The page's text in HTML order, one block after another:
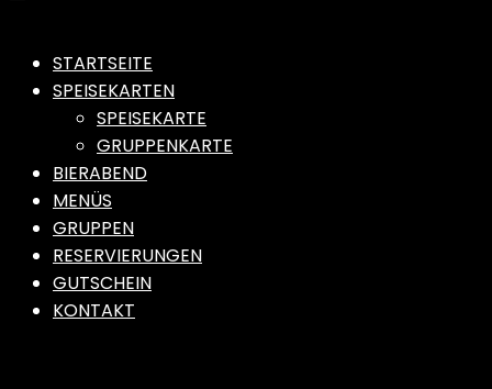
STARTSEITE
SPEISEKARTEN
SPEISEKARTE
GRUPPENKARTE
BIERABEND
MENÜS
GRUPPEN
RESERVIERUNGEN
GUTSCHEIN
KONTAKT